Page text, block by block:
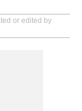
or edited by